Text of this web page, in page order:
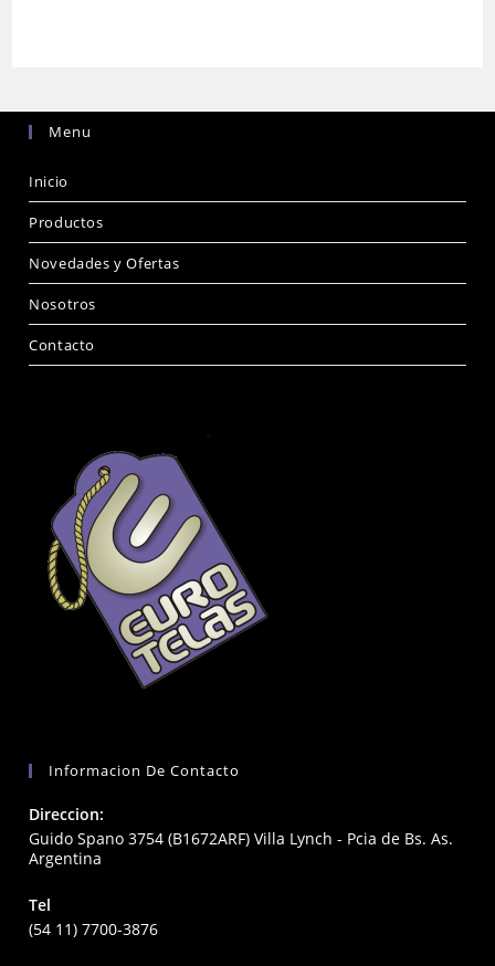
Menu
Inicio
Productos
Novedades y Ofertas
Nosotros
Contacto
Informacion De Contacto
Direccion:
Guido Spano 3754 (B1672ARF) Villa Lynch - Pcia de Bs. As.
Argentina
Tel
(54 11) 7700-3876